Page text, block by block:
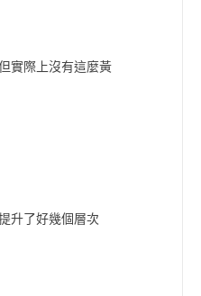
實際上沒有這麼黃
升了好幾個層次